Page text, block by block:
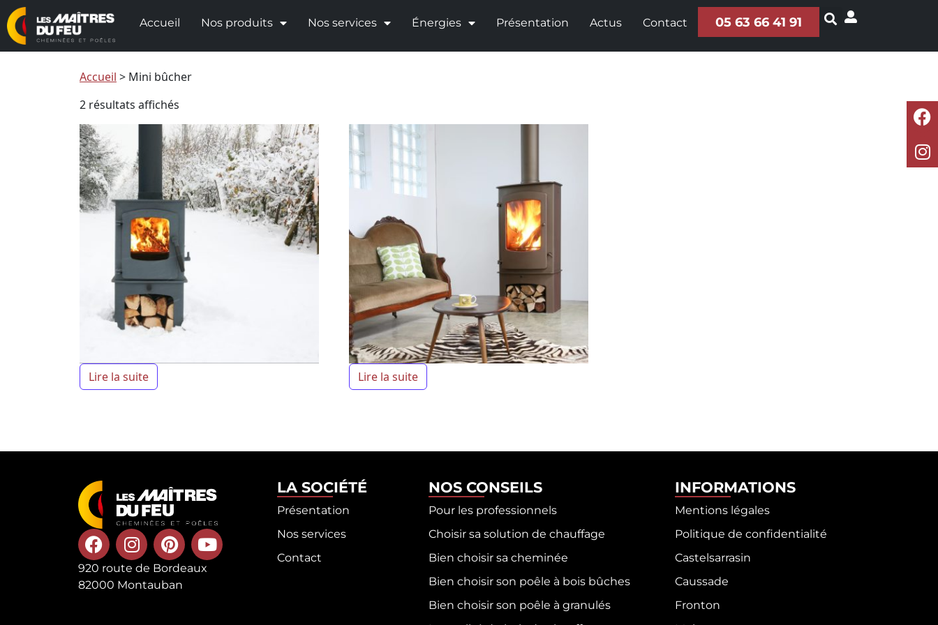
Accueil Nos produits Nos services Énergies Présentation Actus Contact 05 63 66 41 91
Accueil > Mini bûcher
2 résultats affichés
Lire la suite Lire la suite
920 route de Bordeaux
82000 Montauban
LA SOCIÉTÉ
Présentation
Nos services
Contact
NOS CONSEILS
Pour les professionnels
Choisir sa solution de chauffage
Bien choisir sa cheminée
Bien choisir son poêle à bois bûches
Bien choisir son poêle à granulés
INFORMATIONS
Mentions légales
Politique de confidentialité
Castelsarrasin
Caussade
Fronton